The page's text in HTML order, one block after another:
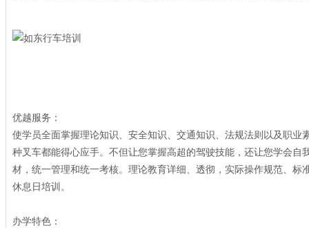
优越服务：
使学员全面掌握理论知识、安全知识、交通知识、法规法则以及职
种叉车都能得心应手。不但让您掌握高超的驾驶技能，还让您学会
材，统一管理和统一考核。理论教育详细、透彻，实际操作规范、标
休息日培训。
办学特色：